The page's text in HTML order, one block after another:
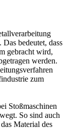
bedeutet, dass
gebracht wird,
werden.
zum
Stoßmaschinen
So sind auch
Material des